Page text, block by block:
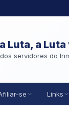
Luta, a
servidores do
se Links